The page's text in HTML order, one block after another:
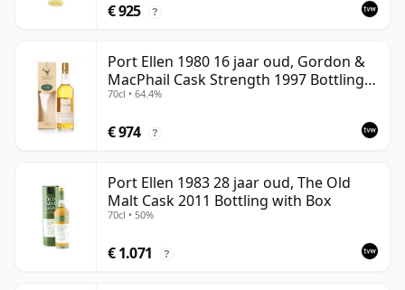
€ 925 ?
Port Ellen 1980 16 jaar oud, Gordon &
MacPhail Cask Strength 1997 Bottling
with Box
70cl • 64.4%
€ 974 ?
Port Ellen 1983 28 jaar oud, The Old
Malt Cask 2011 Bottling with Box
70cl • 50%
€ 1.071 ?